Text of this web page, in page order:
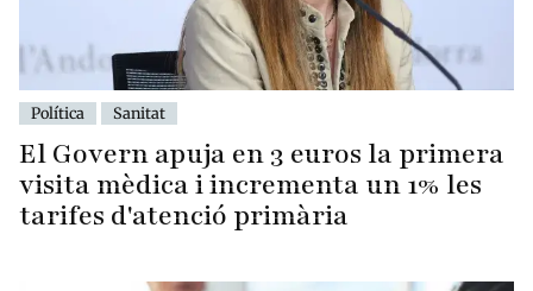
Política Sanitat
El Govern apuja en 3 euros la primera
visita mèdica i incrementa un 1% les
tarifes d'atenció primària